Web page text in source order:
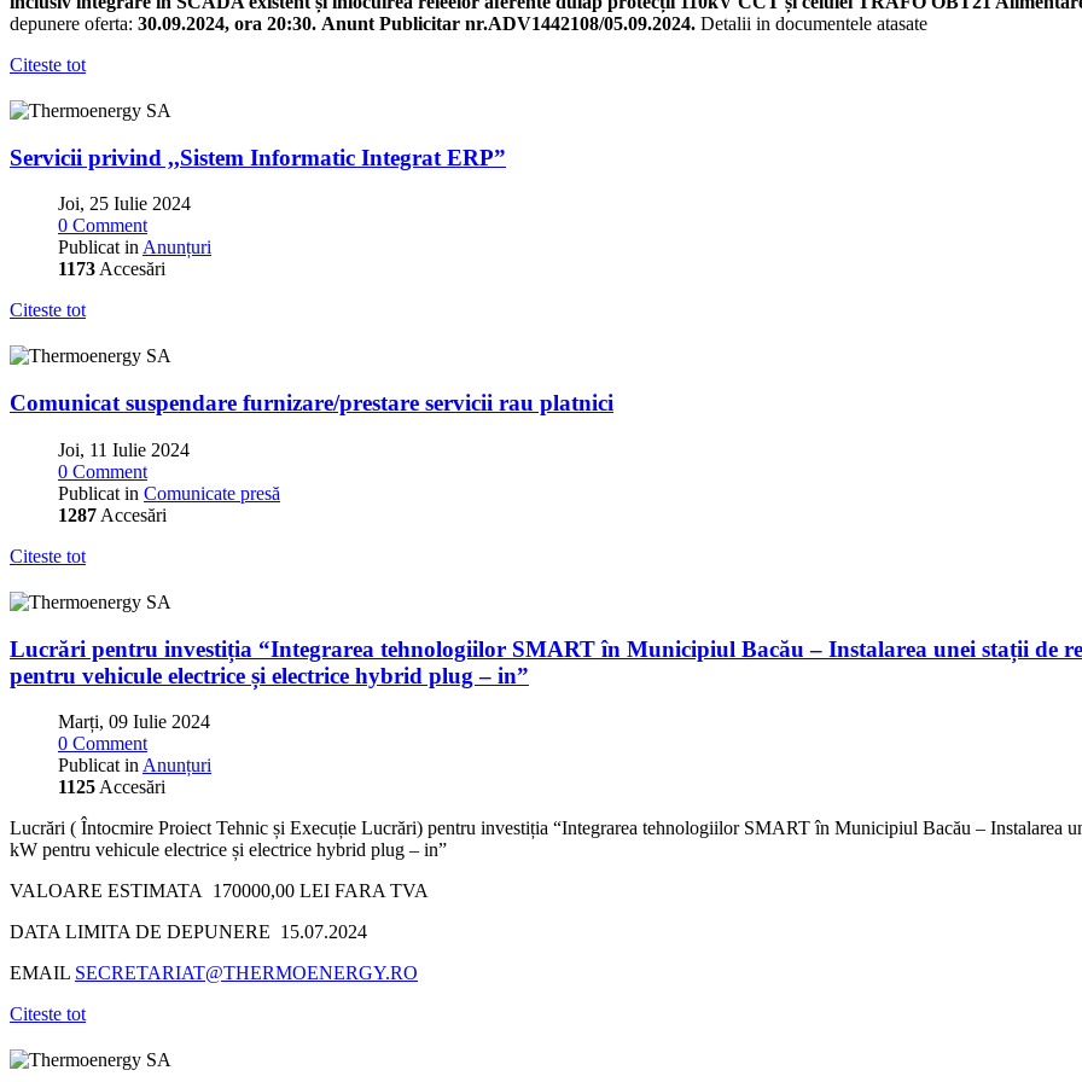
depunere oferta: 30.09.2024, ora 20:30. Anunt Publicitar nr.ADV1442108/05.09.2024. Detalii in documentele atasate
Citeste tot
Servicii privind ,,Sistem Informatic Integrat ERP”
Joi, 25 Iulie 2024
0 Comment
Publicat inAnunțuri
1173Accesări
Citeste tot
Comunicat suspendare furnizare/prestare servicii rau platnici
Joi, 11 Iulie 2024
0 Comment
Publicat in Comunicate presă
1287 Accesări
Citeste tot
Lucrări pentru investiția “Integrarea tehnologiilor SMART în Municipiul Bacău – Instalarea unei stații de
pentru vehicule electrice și electrice hybrid plug – in”
Marți, 09 Iulie 2024
0 Comment
Publicat in Anunțuri
1125 Accesări
Lucrări ( Întocmire Proiect Tehnic și Execuție Lucrări) pentru investiția “Integrarea tehnologiilor SMART în Municipiul Bacău – Instalarea
kW pentru vehicule electrice și electrice hybrid plug – in”
VALOARE ESTIMATA 170000,00 LEI FARA TVA
DATA LIMITA DE DEPUNERE 15.07.2024
EMAIL SECRETARIAT@THERMOENERGY.RO
Citeste tot